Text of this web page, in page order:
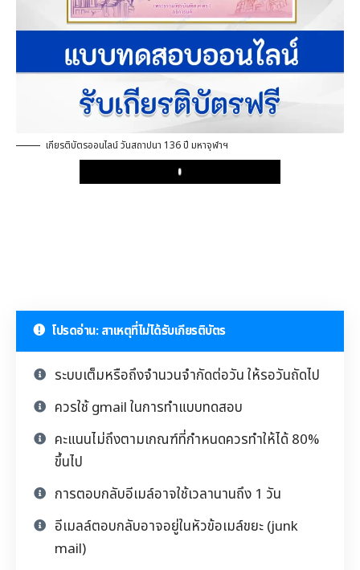
เกียรติบัตรออนไลน์ วันสถาปนา 136 ปี มหาจุฬาฯ
Play
โปรดอ่าน: สาเหตุที่ไม่ได้รับเกียรติบัตร
ระบบเต็มหรือถึงจำนวนจำกัดต่อวัน ให้รอวันถัดไป
ควรใช้ gmail ในการทำแบบทดสอบ
คะแนนไม่ถึงตามเกณฑ์ที่กำหนดควรทำให้ได้ 80%
ขึ้นไป
การตอบกลับอีเมล์อาจใช้เวลานานถึง 1 วัน
อีเมลล์ตอบกลับอาจอยู่ในหัวข้อเมล์ขยะ (junk
mail)